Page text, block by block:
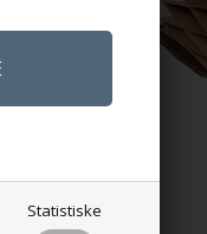
Statistiske